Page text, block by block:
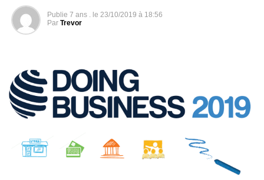
Publie 7 ans . le 23/10/2019 à 18:56
Par Trevor